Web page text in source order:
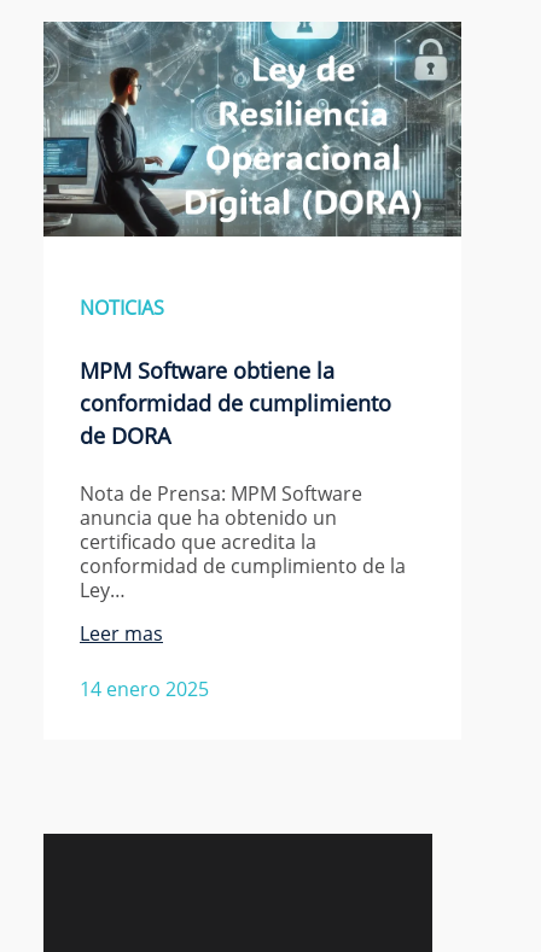
NOTICIAS
MPM Software obtiene la
conformidad de cumplimiento
de DORA
Nota de Prensa: MPM Software
anuncia que ha obtenido un
certificado que acredita la
conformidad de cumplimiento de la
Ley…
14 enero 2025
Leer mas